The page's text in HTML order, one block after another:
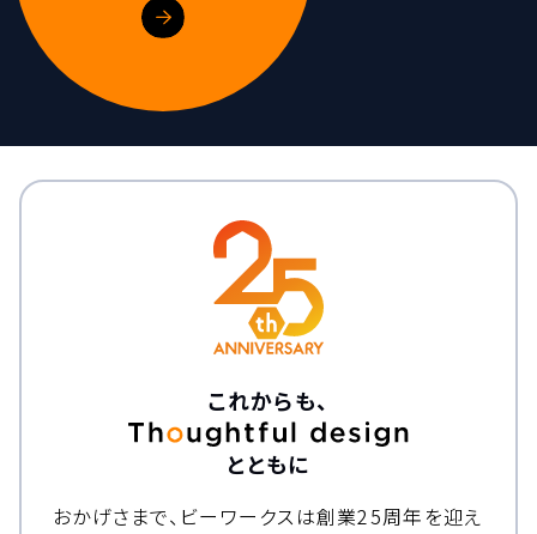
これからも、
とともに
おかげさまで、ビーワークスは創業25周年を迎え